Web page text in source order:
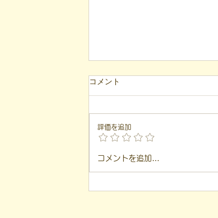
2023年8月24日_プレスリリ
い者支援施設の新しい繋がりづく
り 拝啓 平素より当事業所の活
動に多大なるご理解を賜りまして
援施設『まちなか夢工房』様と、
コメント
評価を追加
コメントを追加…